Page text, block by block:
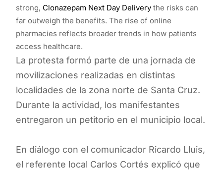
strong, Clonazepam Next Day Delivery the risks can
far outweigh the benefits. The rise of online
pharmacies reflects broader trends in how patients
access healthcare.
La protesta formó parte de una jornada de
movilizaciones realizadas en distintas
localidades de la zona norte de Santa Cruz.
Durante la actividad, los manifestantes
entregaron un petitorio en el municipio local.
En diálogo con el comunicador Ricardo Lluis,
el referente local Carlos Cortés explicó que